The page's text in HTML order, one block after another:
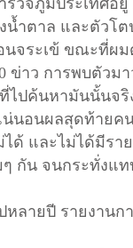
รวจภูมิประเทศอ
น้ำตาล และตัวโ
นจระเข้ ขณะที่ผ
ข่าว การพบตัวม
ไปค้นหามันนั้นจริ
นอนผลสุดท้ายค
ได้ และไม่ได้มีร
ๆ กัน จนกระทั่งแ
หลายปี รายงาน